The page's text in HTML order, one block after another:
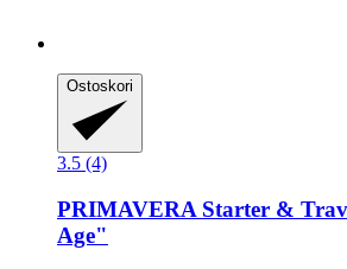
Ostoskori
3.5 (4)
PRIMAVERA Starter &
Age"